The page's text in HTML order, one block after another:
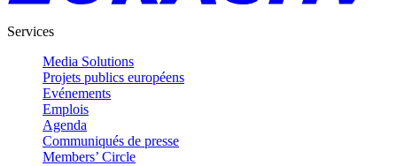
Services
Media Solutions
Projets publics européens
Evénements
Emplois
Agenda
Communiqués de presse
Members’ Circle